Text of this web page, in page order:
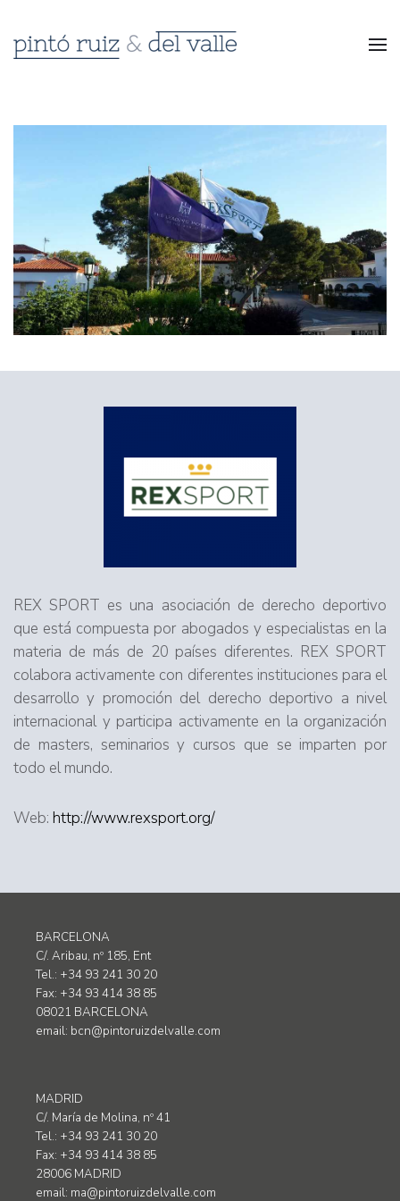
REX SPORT es una asociación de derecho deportivo
que está compuesta por abogados y especialistas en la
materia de más de 20 países diferentes. REX SPORT
colabora activamente con diferentes instituciones para el
desarrollo y promoción del derecho deportivo a nivel
internacional y participa activamente en la organización
de masters, seminarios y cursos que se imparten por
todo el mundo.
Web: http://www.rexsport.org/
BARCELONA
C/. Aribau, nº 185, Ent
Tel.: +34 93 241 30 20
Fax: +34 93 414 38 85
08021 BARCELONA
email: bcn@pintoruizdelvalle.com
MADRID
C/. María de Molina, nº 41
Tel.: +34 93 241 30 20
Fax: +34 93 414 38 85
28006 MADRID
email: ma@pintoruizdelvalle.com